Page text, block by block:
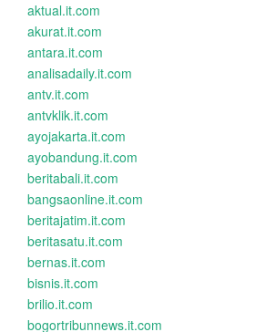
aktual.it.com
akurat.it.com
antara.it.com
analisadaily.it.com
antv.it.com
antvklik.it.com
ayojakarta.it.com
ayobandung.it.com
beritabali.it.com
bangsaonline.it.com
beritajatim.it.com
beritasatu.it.com
bernas.it.com
bisnis.it.com
brilio.it.com
bogortribunnews.it.com